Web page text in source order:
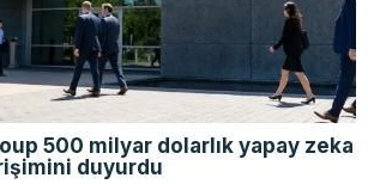
500 milyar dolarlık yapay zeka
duyurdu